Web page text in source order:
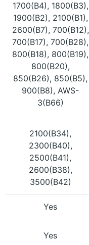
1700(B4), 1800(B3),
1900(B2), 2100(B1),
2600(B7), 700(B12),
700(B17), 700(B28),
800(B18), 800(B19),
800(B20),
850(B26), 850(B5),
900(B8), AWS-
3(B66)
2100(B34),
2300(B40),
2500(B41),
2600(B38),
3500(B42)
Yes
Yes